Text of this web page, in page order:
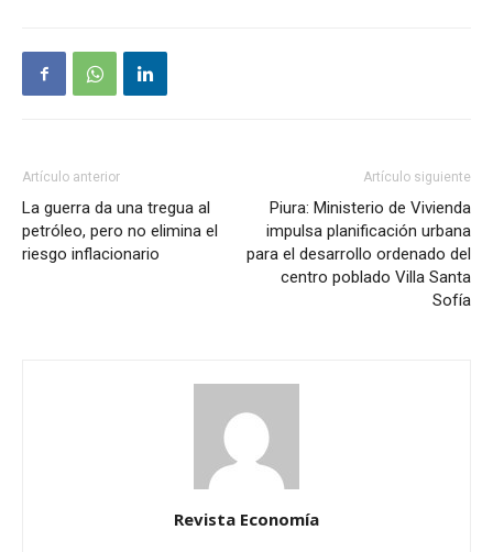
Artículo anterior
La guerra da una tregua al
petróleo, pero no elimina el
riesgo inflacionario
Artículo siguiente
Piura: Ministerio de Vivienda
impulsa planificación urbana
para el desarrollo ordenado del
centro poblado Villa Santa
Sofía
Revista Economía